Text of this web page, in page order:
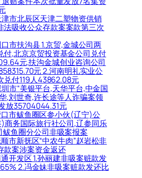
市北辰区天津二塑物资供销
法吸收公众存款案案款第三次
市扶沟县 1.京贸,金城公司两
付,北京京贸投资基金公司兑付
元,扶沟金城创业咨询公司
元 2.河南明礼实业公
兑付119人43862.08元
市“美银平台,天华平台,中金国
,刘世奇,许长途等人诈骗案领
放35704044.31元
市鲅鱼圈区参小伙(辽宁)公
商务国际旅行社公司,辽参同乐
鱼圈分公司非吸案报案
市新抚区“中农牛肉”赵岩松非
款案涉案资金返还
开发区 1.孙丽建非吸案赃款发
2.冯金妹非吸案赃款发还比